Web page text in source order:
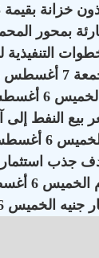
بقيمة 145.5 مليار جنيه
بمحور
2026
2026
بيع النفط
6 أغسطس
جذب
6 أغسطس 2026